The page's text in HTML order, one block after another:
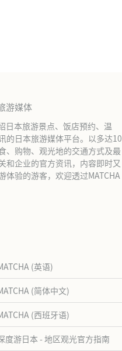
游媒体
日本旅游景点、饭店预约、温
的日本旅游媒体平台。以多达10
、购物、观光地的交通方式及最
和企业的官方资讯，内容即时又
体验的游客，欢迎透过MATCHA
(英语)
(简体中文)
(西班牙语)
度游日本 - 地区观光官方指南